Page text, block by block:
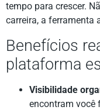
tempo para crescer.
carreira, a ferramenta
Benefícios
plataforma
Visibilidade
encontram você